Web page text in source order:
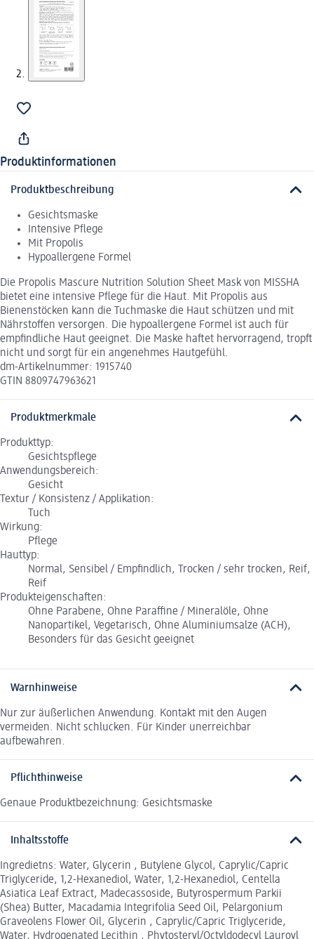
Produktinformationen
Produktbeschreibung
Gesichtsmaske
Intensive Pflege
Mit Propolis
Hypoallergene Formel
Die Propolis Mascure Nutrition Solution Sheet Mask von MISSHA
bietet eine intensive Pflege für die Haut. Mit Propolis aus
Bienenstöcken kann die Tuchmaske die Haut schützen und mit
Nährstoffen versorgen. Die hypoallergene Formel ist auch für
empfindliche Haut geeignet. Die Maske haftet hervorragend, tropft
nicht und sorgt für ein angenehmes Hautgefühl.
dm-Artikelnummer: 1915740
GTIN 8809747963621
Produktmerkmale
Produkttyp:
Gesichtspflege
Anwendungsbereich:
Gesicht
Textur / Konsistenz / Applikation:
Tuch
Wirkung:
Pflege
Hauttyp:
Normal, Sensibel / Empfindlich, Trocken / sehr trocken, Reif,
Reif
Produkteigenschaften:
Ohne Parabene, Ohne Paraffine / Mineralöle, Ohne
Nanopartikel, Vegetarisch, Ohne Aluminiumsalze (ACH),
Besonders für das Gesicht geeignet
Warnhinweise
Nur zur äußerlichen Anwendung. Kontakt mit den Augen
vermeiden. Nicht schlucken. Für Kinder unerreichbar
aufbewahren.
Pflichthinweise
Genaue Produktbezeichnung: Gesichtsmaske
Inhaltsstoffe
Ingredietns: Water, Glycerin , Butylene Glycol, Caprylic/Capric
Triglyceride, 1,2-Hexanediol, Water, 1,2-Hexanediol, Centella
Asiatica Leaf Extract, Madecassoside, Butyrospermum Parkii
(Shea) Butter, Macadamia Integrifolia Seed Oil, Pelargonium
Graveolens Flower Oil, Glycerin , Caprylic/Capric Triglyceride,
Water, Hydrogenated Lecithin , Phytosteryl/Octyldodecyl Lauroyl